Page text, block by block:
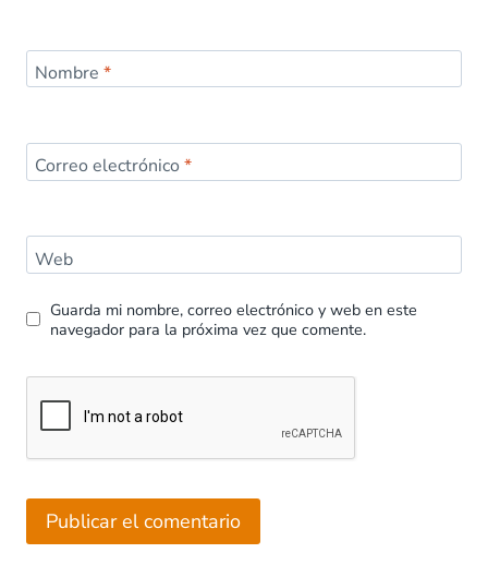
Nombre *
Correo electrónico *
Web
Guarda mi nombre, correo electrónico y web en este
navegador para la próxima vez que comente.